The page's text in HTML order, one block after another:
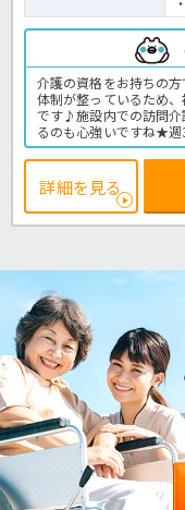
介護の資格をお持ちの
体制が整っているため
です♪施設内での訪問介
るのも心強いですね★週
すので、派遣で無理な
日勤務できる方は優遇
介護までお問い合わせ
＜介護職 派遣 サ高住
詳細を見る